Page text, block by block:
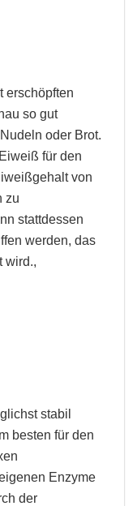
erschöpften
so gut
oder Brot.
für den
von
zu
stattdessen
werden, das
wird.,
stabil
besten für den
Enzyme
der